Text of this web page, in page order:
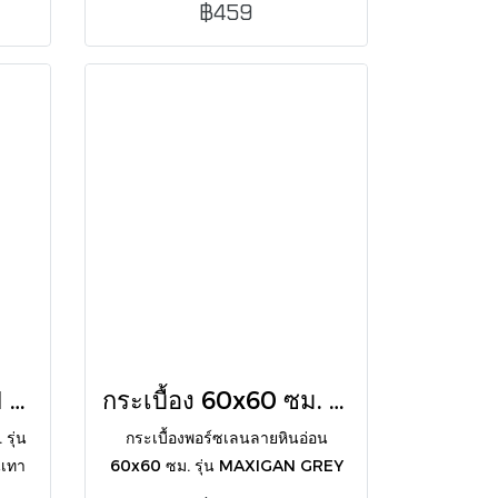
Green Marble) สำหรับปูพื้นภายใน
฿459
กระเบื้อง 60X60CM BLD-BURBURY GRIS ผิวแมท
รุ่น
ทา
กระเบื้อง 60x60 ซม. รุ่น BLD-MAXIGAN GREY R10
กระเบื้องพอร์ซเลนลายหินอ่อน
60x60 ซม. รุ่น MAXIGAN GREY
ผิวด้าน โทนเทาเข้ม เส้นแร่ขาว